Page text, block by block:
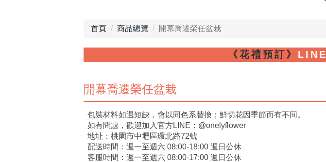
首頁 商品總覽 開幕喬遷榮任盆栽
《花禮預訂》 LINE
開幕喬遷榮任盆栽
包裝材料如遇短缺，會以同色系替換；鮮切花因季節而有不同。
如有問題，歡迎加入官方LINE：@onelyflower
地址：桃園市中壢區環北路72號
配送時間：週一至週六 08:00-18:00 週日公休
客服時間：週一至週六 08:00-17:00 週日公休